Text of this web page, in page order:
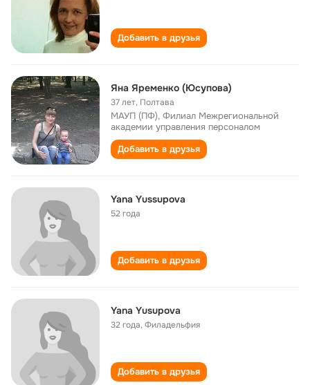
Добавить в друзья
Яна Яременко (Юсупова)
37 лет, Полтава
МАУП (ПФ), Филиал Межрегиональной
академии управления персоналом
Добавить в друзья
Yana Yussupova
52 года
Добавить в друзья
Yana Yusupova
32 года,Филадельфия
Добавить в друзья